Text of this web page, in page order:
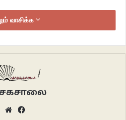
கன்ஃபெசன் ரூமிற்கு அழைத்தார் பிக்
சேர்ந்தவர்களாகவும், சாண்டி
ஒரு காவி உடையை அணிந்து கொண்டு
சென்று விசாரித்தனர் காவலர்கள்.
வாசிக்க
Website